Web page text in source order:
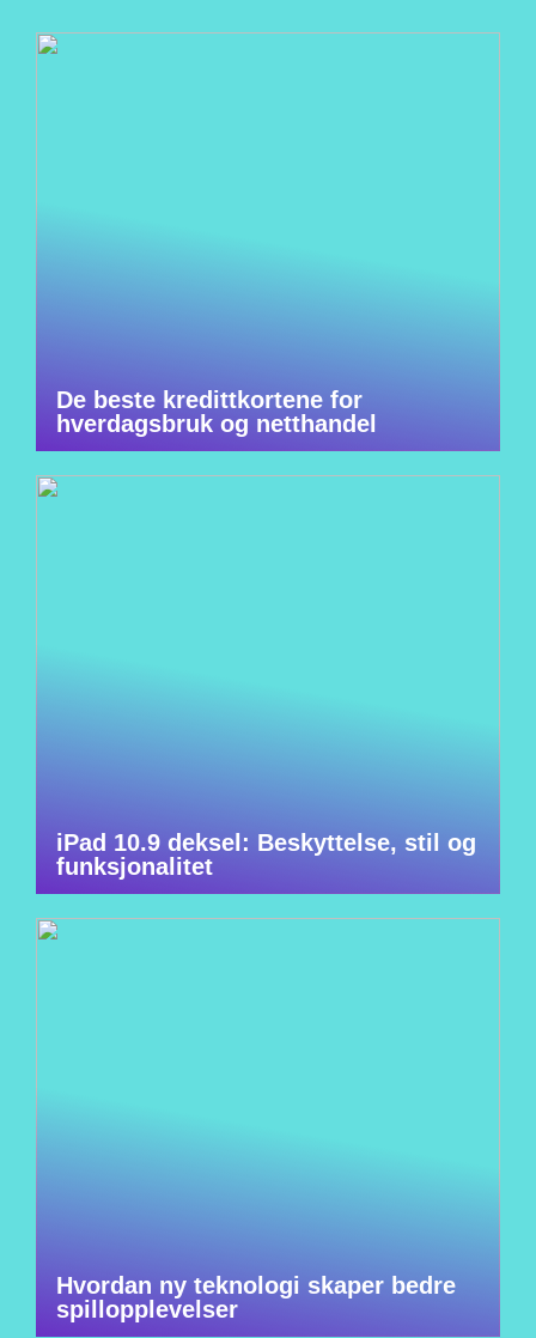
De beste kredittkortene for
hverdagsbruk og netthandel
iPad 10.9 deksel: Beskyttelse, stil og
funksjonalitet
Hvordan ny teknologi skaper bedre
spillopplevelser